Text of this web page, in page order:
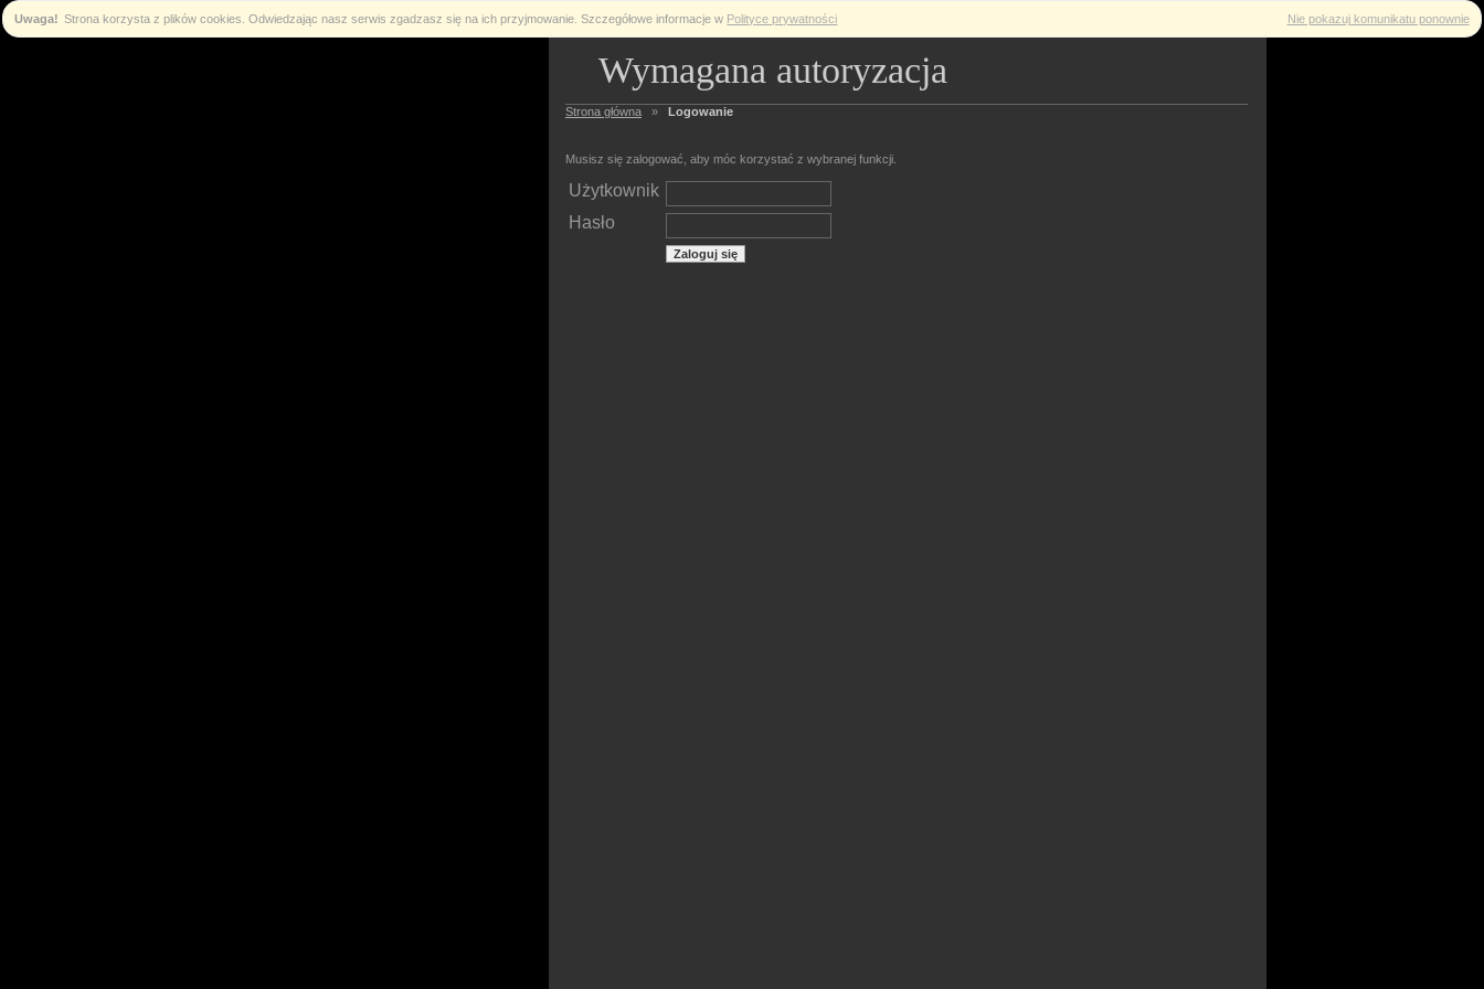
Uwaga! Strona korzysta z plików cookies. Odwiedzając nasz serwis zgadzasz się na ich przyjmowanie. Szczegółowe informacje w Polityce prywatności Nie pokazuj komunikatu ponownie
Wymagana autoryzacja
Strona główna » Logowanie
Musisz się zalogować, aby móc korzystać z wybranej funkcji.
Użytkownik
Hasło